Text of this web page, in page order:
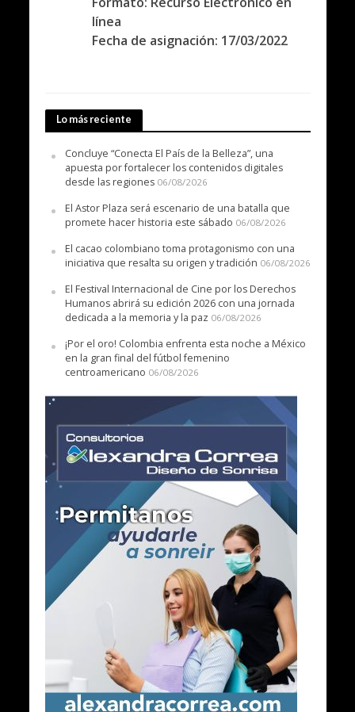
línea
Fecha de asignación: 17/03/2022
Lo más reciente
Concluye “Conecta El País de la Belleza”, una
apuesta por fortalecer los contenidos digitales
desde las regiones 06/08/2026
El Astor Plaza será escenario de una batalla que
promete hacer historia este sábado 06/08/2026
El cacao colombiano toma protagonismo con una
iniciativa que resalta su origen y tradición 06/08/2026
El Festival Internacional de Cine por los Derechos
Humanos abrirá su edición 2026 con una jornada
dedicada a la memoria y la paz 06/08/2026
¡Por el oro! Colombia enfrenta esta noche a México
en la gran final del fútbol femenino
centroamericano 06/08/2026